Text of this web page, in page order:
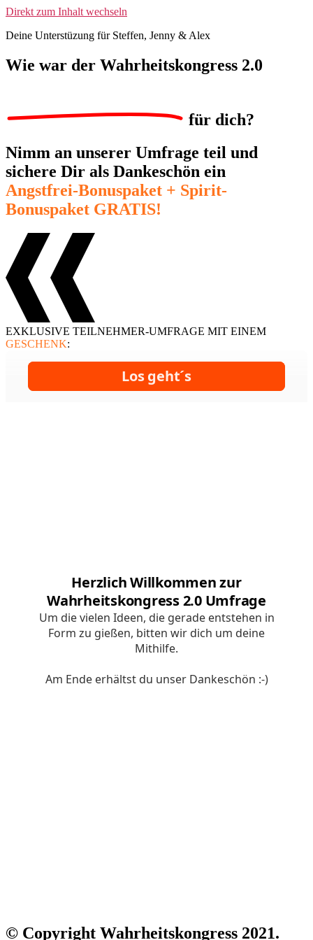
Direkt zum Inhalt wechseln
Deine Unterstüzung für Steffen, Jenny & Alex
Wie war der Wahrheitskongress 2.0
für dich?
Nimm an unserer Umfrage teil und
sichere Dir als Dankeschön ein
Angstfrei-Bonuspaket + Spirit-
Bonuspaket GRATIS!
EXKLUSIVE TEILNEHMER-UMFRAGE MIT EINEM
GESCHENK:
© Copyright Wahrheitskongress 2021.